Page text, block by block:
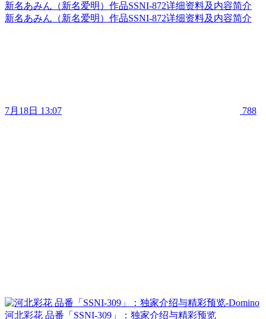
新名あみん（新名爱明）作品SSNI-872详细资料及内容简介
新名あみん（新名爱明）作品SSNI-872详细资料及内容简介
7月18日 13:07 788
河北彩花 品番「SSNI-309」：独家介绍与精彩预览